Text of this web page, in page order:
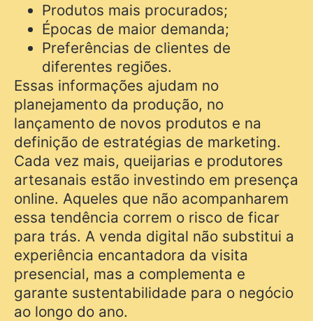
Produtos mais procurados;
Épocas de maior demanda;
Preferências de clientes de
diferentes regiões.
Essas informações ajudam no
planejamento da produção, no
lançamento de novos produtos e na
definição de estratégias de marketing.
Cada vez mais, queijarias e produtores
artesanais estão investindo em presença
online. Aqueles que não acompanharem
essa tendência correm o risco de ficar
para trás. A venda digital não substitui a
experiência encantadora da visita
presencial, mas a complementa e
garante sustentabilidade para o negócio
ao longo do ano.